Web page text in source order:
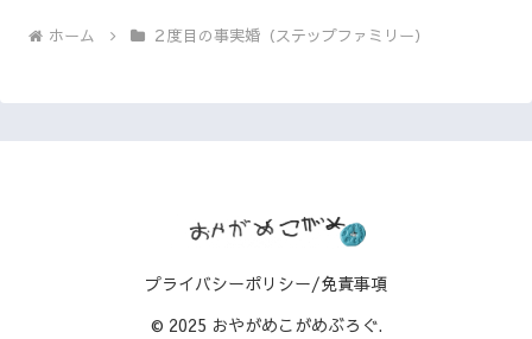
ホーム ２度目の事実婚（ステップファミリー）
プライバシーポリシー/免責事項
© 2025 おやがめこがめぶろぐ.